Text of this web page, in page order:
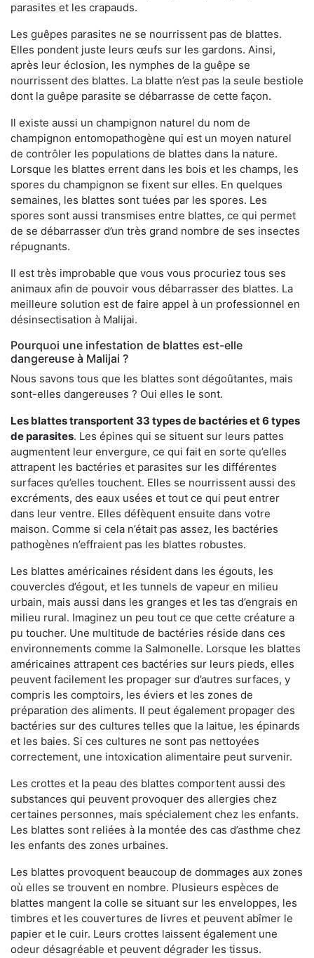
parasites et les crapauds.
Les guêpes parasites ne se nourrissent pas de blattes.
Elles pondent juste leurs œufs sur les gardons. Ainsi,
après leur éclosion, les nymphes de la guêpe se
nourrissent des blattes. La blatte n’est pas la seule bestiole
dont la guêpe parasite se débarrasse de cette façon.
Il existe aussi un champignon naturel du nom de
champignon entomopathogène qui est un moyen naturel
de contrôler les populations de blattes dans la nature.
Lorsque les blattes errent dans les bois et les champs, les
spores du champignon se fixent sur elles. En quelques
semaines, les blattes sont tuées par les spores. Les
spores sont aussi transmises entre blattes, ce qui permet
de se débarrasser d’un très grand nombre de ses insectes
répugnants.
Il est très improbable que vous vous procuriez tous ses
animaux afin de pouvoir vous débarrasser des blattes. La
meilleure solution est de faire appel à un professionnel en
désinsectisation à Malijai.
Pourquoi une infestation de blattes est-elle
dangereuse à Malijai ?
Nous savons tous que les blattes sont dégoûtantes, mais
sont-elles dangereuses ? Oui elles le sont.
Les blattes transportent 33 types de bactéries et 6 types
de parasites. Les épines qui se situent sur leurs pattes
augmentent leur envergure, ce qui fait en sorte qu’elles
attrapent les bactéries et parasites sur les différentes
surfaces qu’elles touchent. Elles se nourrissent aussi des
excréments, des eaux usées et tout ce qui peut entrer
dans leur ventre. Elles défèquent ensuite dans votre
maison. Comme si cela n’était pas assez, les bactéries
pathogènes n’effraient pas les blattes robustes.
Les blattes américaines résident dans les égouts, les
couvercles d’égout, et les tunnels de vapeur en milieu
urbain, mais aussi dans les granges et les tas d’engrais en
milieu rural. Imaginez un peu tout ce que cette créature a
pu toucher. Une multitude de bactéries réside dans ces
environnements comme la Salmonelle. Lorsque les blattes
américaines attrapent ces bactéries sur leurs pieds, elles
peuvent facilement les propager sur d’autres surfaces, y
compris les comptoirs, les éviers et les zones de
préparation des aliments. Il peut également propager des
bactéries sur des cultures telles que la laitue, les épinards
et les baies. Si ces cultures ne sont pas nettoyées
correctement, une intoxication alimentaire peut survenir.
Les crottes et la peau des blattes comportent aussi des
substances qui peuvent provoquer des allergies chez
certaines personnes, mais spécialement chez les enfants.
Les blattes sont reliées à la montée des cas d’asthme chez
les enfants des zones urbaines.
Les blattes provoquent beaucoup de dommages aux zones
où elles se trouvent en nombre. Plusieurs espèces de
blattes mangent la colle se situant sur les enveloppes, les
timbres et les couvertures de livres et peuvent abîmer le
papier et le cuir. Leurs crottes laissent également une
odeur désagréable et peuvent dégrader les tissus.